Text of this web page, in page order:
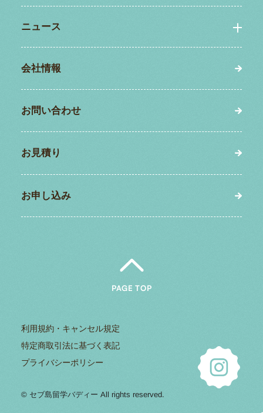
ニュース
会社情報
お問い合わせ
お見積り
お申し込み
PAGE TOP
利用規約・キャンセル規定
特定商取引法に基づく表記
プライバシーポリシー
© セブ島留学バディー All rights reserved.